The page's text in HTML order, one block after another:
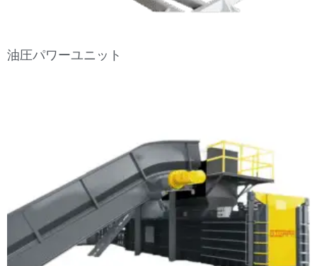
油圧パワーユニット